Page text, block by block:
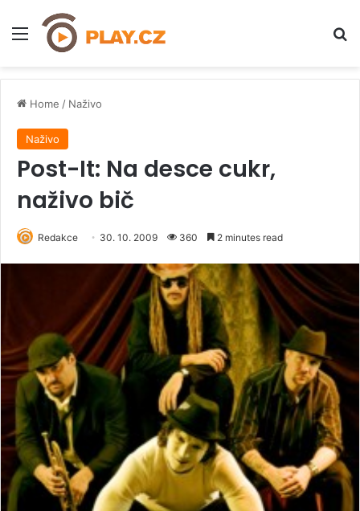
Menu
Home / Naživo
Naživo
Post-It: Na desce cukr,
naživo bič
Redakce 30. 10. 2009 360 2 minutes read